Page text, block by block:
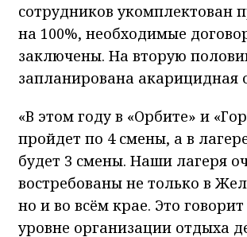
сотрудников укомплектован
на 100%, необходимые
заключены. На вторую
запланирована акарицидная
«В этом году в «Орбите» и
пройдет по 4 смены, а в
будет 3 смены. Наши лагеря
востребованы не только в
но и во всём крае. Это
уровне организации отдыха